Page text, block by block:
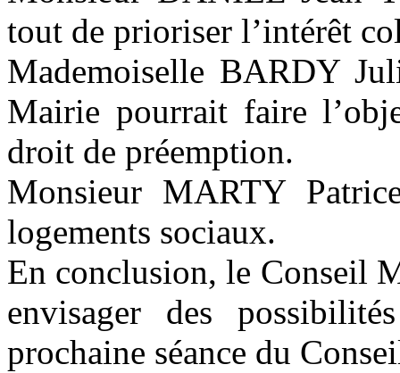
tout de prioriser l’intérêt
Mademoiselle BARDY
Mairie pourrait faire
droit de préemption.
Monsieur MARTY
logements sociaux.
En conclusion, le Conseil
envisager des
prochaine séance du